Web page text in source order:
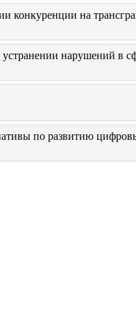
конкуренции на
нарушений в
по развитию